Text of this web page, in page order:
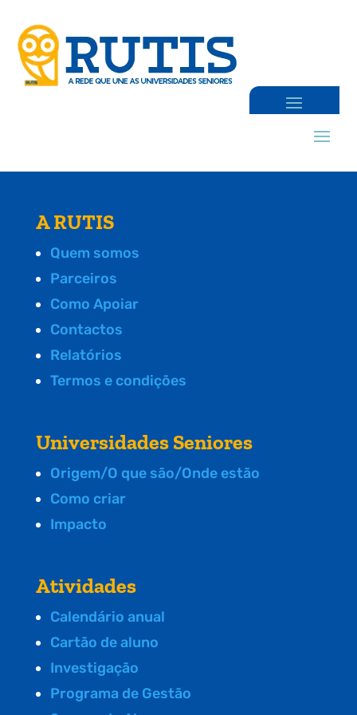
A RUTIS
Quem somos
Parceiros
Como Apoiar
Contactos
Relatórios
Termos e condições
Universidades Seniores
Origem/O que são/Onde estão
Como criar
Impacto
Atividades
Calendário anual
Cartão de aluno
Investigação
Programa de Gestão